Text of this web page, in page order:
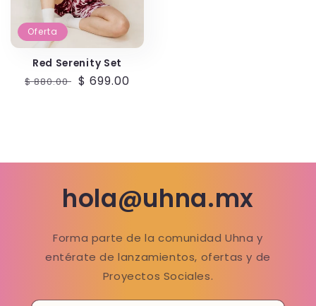
Oferta
Red Serenity Set
Precio
$ 880.00
Precio
$ 699.00
hola@uhna.mx
Forma parte de la comunidad Uhna y
entérate de lanzamientos, ofertas y de
Proyectos Sociales.